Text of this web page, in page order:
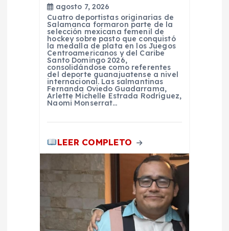
agosto 7, 2026
Cuatro deportistas originarias de
Salamanca formaron parte de la
selección mexicana femenil de
hockey sobre pasto que conquistó
la medalla de plata en los Juegos
Centroamericanos y del Caribe
Santo Domingo 2026,
consolidándose como referentes
del deporte guanajuatense a nivel
internacional. Las salmantinas
Fernanda Oviedo Guadarrama,
Arlette Michelle Estrada Rodríguez,
Naomi Monserrat…
LEER COMPLETO